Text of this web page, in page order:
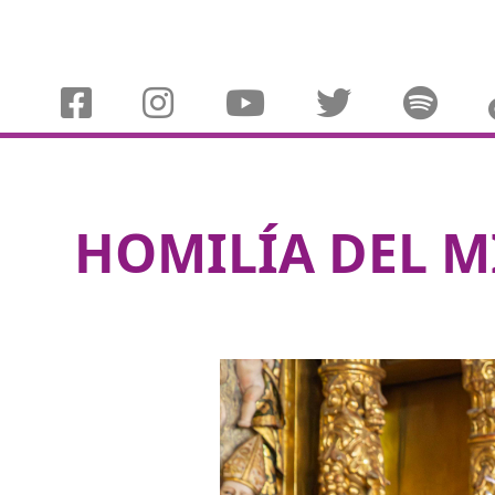
HOMILÍA DEL